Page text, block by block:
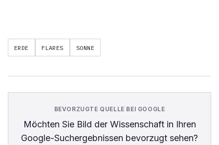
ERDE FLARES SONNE
BEVORZUGTE QUELLE BEI GOOGLE
Möchten Sie Bild der Wissenschaftin Ihren
Google-Suchergebnissen bevorzugt sehen?